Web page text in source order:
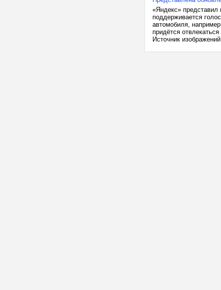
«Яндекс»
поддерживается
автомобиля,
придётся
Источник